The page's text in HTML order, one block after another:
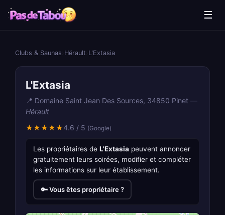
☰
Clubs & Saunas Hérault L'Extasia
L'Extasia
📍 Domaine Saint Jean Des Sources, 34850 Pinet —
Hérault
★★★★★4.6 / 5 (Google)
Les propriétaires de L'Extasia peuvent annoncer
gratuitement leurs soirées, modifier et compléter
les informations sur leur établissement.
🔑 Vous êtes propriétaire ?